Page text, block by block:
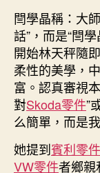
閆學晶稱：大師
話”，而是“閆
開始林天秤隨
柔性的美學，
富。認真審視
對Skoda零件”
么簡單，而是
她提到賓利零件
VW零件者鄉親